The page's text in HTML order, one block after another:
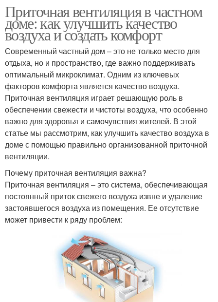
Приточная вентиляция в частном
доме: как улучшить качество
воздуха и создать комфорт
Современный частный дом – это не только место для
отдыха, но и пространство, где важно поддерживать
оптимальный микроклимат. Одним из ключевых
факторов комфорта является качество воздуха.
Приточная вентиляция играет решающую роль в
обеспечении свежести и чистоты воздуха, что особенно
важно для здоровья и самочувствия жителей. В этой
статье мы рассмотрим, как улучшить качество воздуха в
доме с помощью правильно организованной приточной
вентиляции.
Почему приточная вентиляция важна?
Приточная вентиляция – это система, обеспечивающая
постоянный приток свежего воздуха извне и удаление
застоявшегося воздуха из помещения. Ее отсутствие
может привести к ряду проблем: